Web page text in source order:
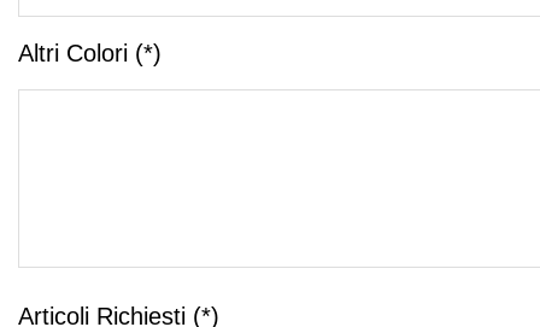
Altri Colori (*)
Articoli Richiesti (*)